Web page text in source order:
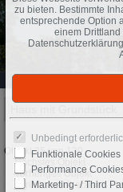
Objekt 25 von 130
Nächstes Objekt
Vorheriges Objekt
Zurück zur Übersicht
zu bieten. Bestimmte
entsprechende Option
einem
Unbedingt
Funktionale Cookies
Performance
Marketing- / Third